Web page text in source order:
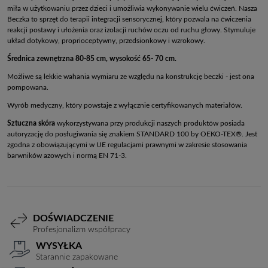
miła w użytkowaniu przez dzieci i umożliwia wykonywanie wielu ćwiczeń. Nasza
Beczka to sprzęt do terapii integracji sensorycznej, który pozwala na ćwiczenia
reakcji postawy i ułożenia oraz izolacji ruchów oczu od ruchu głowy. Stymuluje
układ dotykowy, proprioceptywny, przedsionkowy i wzrokowy.
Średnica zewnętrzna 80-85 cm, wysokość 65- 70 cm.
Możliwe są lekkie wahania wymiaru ze względu na konstrukcję beczki - jest ona
pompowana.
Wyrób medyczny, który powstaje z wyłącznie certyfikowanych materiałów.
Sztuczna skóra wykorzystywana przy produkcji naszych produktów posiada
autoryzację do posługiwania się znakiem STANDARD 100 by OEKO-TEX®. Jest
zgodna z obowiązującymi w UE regulacjami prawnymi w zakresie stosowania
barwników azowych i normą EN 71-3.
DOŚWIADCZENIE
Profesjonalizm współpracy
WYSYŁKA
Starannie zapakowane